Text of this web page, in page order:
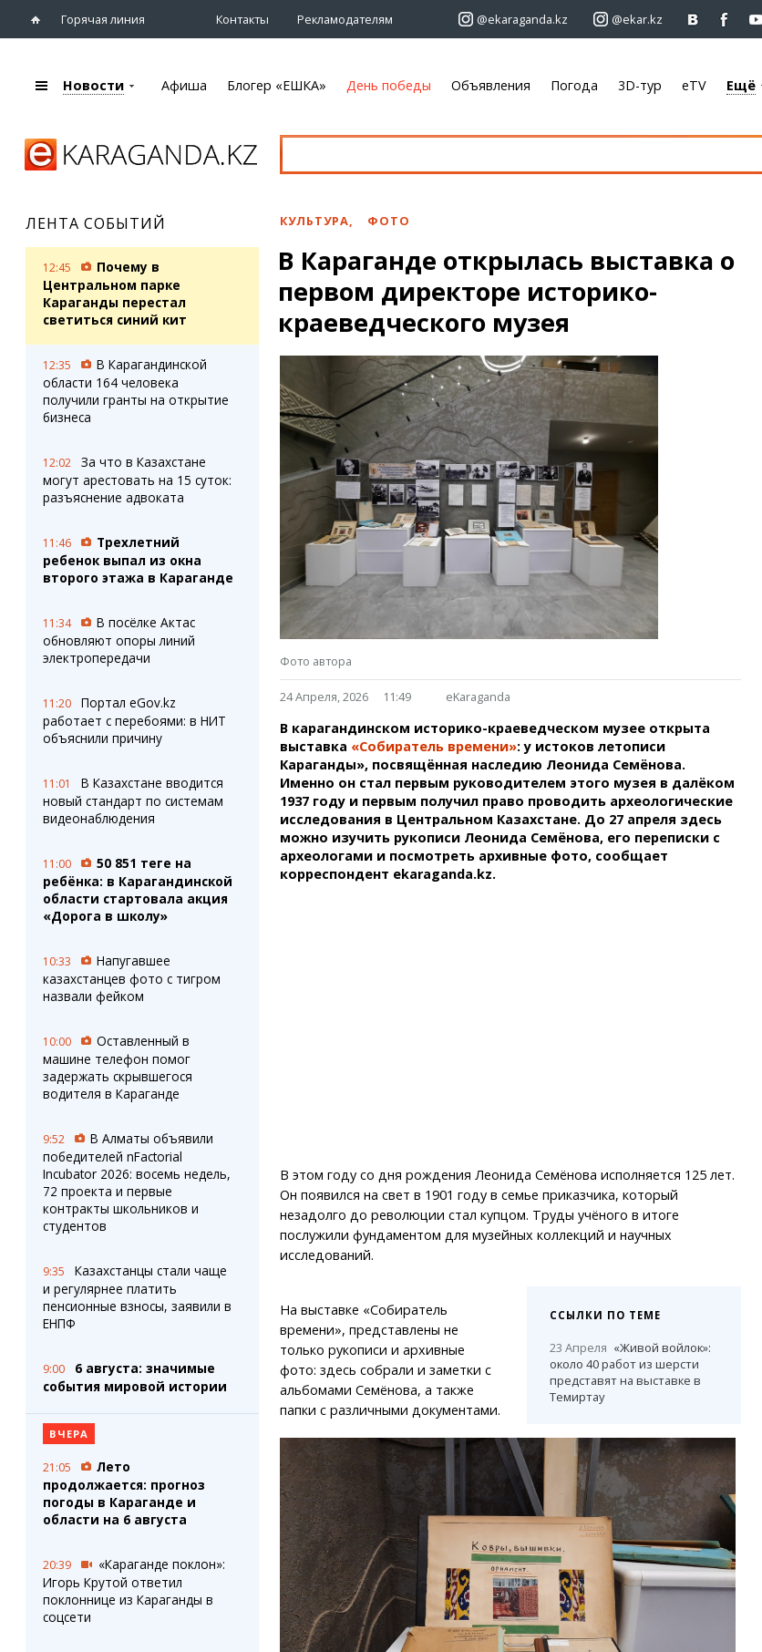
Горячая линия Контакты Рекламодателям @ekaraganda.kz @ekar.kz
Караганды
eTV
Рассылка новостей
Персоны
Интервью
Афиша
Театры
Спорт
Выставки
Цирк и зоопарк
Объявления
Услуги
Электроника
Мебель
Блогер «ЕШКА»
Лента блогера
Штрихи
Коллаж недели
Ешкин гороскоп
Web-камеры
Пробки
Карта Караганды
Организации
Мой участковый
Перекрытие дорог
Погода
Караганда
Темиртау
Балхаш
Жезказган
Медиа
Фото
Видео
Timelapse
Сервисы
Переводчик
Справочник
Расписание транспорта
Автобусные остановки
Экстренные службы
Каталог компаний
Новости Афиша Блогер «ЕШКА» День победы Объявления Погода 3D-тур eTV Ещё
ЛЕНТА СОБЫТИЙ
12:45
Почему в
Центральном парке
Караганды перестал
светиться синий кит
12:35
В Карагандинской
области 164 человека
получили гранты на открытие
бизнеса
12:02
За что в Казахстане
могут арестовать на 15 суток:
разъяснение адвоката
11:46
Трехлетний
ребенок выпал из окна
второго этажа в Караганде
11:34
В посёлке Актас
обновляют опоры линий
электропередачи
11:20
Портал eGov.kz
работает с перебоями: в НИТ
объяснили причину
11:01
В Казахстане вводится
новый стандарт по системам
видеонаблюдения
11:00
50 851 теңге на
ребёнка: в Карагандинской
области стартовала акция
«Дорога в школу»
10:33
Напугавшее
казахстанцев фото с тигром
назвали фейком
10:00
Оставленный в
машине телефон помог
задержать скрывшегося
водителя в Караганде
9:52
В Алматы объявили
победителей nFactorial
Incubator 2026: восемь недель,
72 проекта и первые
контракты школьников и
студентов
9:35
Казахстанцы стали чаще
и регулярнее платить
пенсионные взносы, заявили в
ЕНПФ
9:00
6 августа: значимые
события мировой истории
ВЧЕРА
21:05
Лето
продолжается: прогноз
погоды в Караганде и
области на 6 августа
20:39
«Караганде поклон»:
Игорь Крутой ответил
поклоннице из Караганды в
соцсети
КУЛЬТУРА, ФОТО
В Караганде открылась выставка о
первом директоре историко-
краеведческого музея
Фото автора
24 Апреля, 2026 11:49 eKaraganda
В карагандинском историко-краеведческом музее открыта
выставка «Собиратель времени»: у истоков летописи
Караганды», посвящённая наследию Леонида Семёнова.
Именно он стал первым руководителем этого музея в далёком
1937 году и первым получил право проводить археологические
исследования в Центральном Казахстане. До 27 апреля здесь
можно изучить рукописи Леонида Семёнова, его переписки с
археологами и посмотреть архивные фото, сообщает
корреспондент ekaraganda.kz.
В этом году со дня рождения Леонида Семёнова исполняется 125 лет.
Он появился на свет в 1901 году в семье приказчика, который
незадолго до революции стал купцом. Труды учёного в итоге
послужили фундаментом для музейных коллекций и научных
исследований.
ССЫЛКИ ПО ТЕМЕ
23 Апреля «Живой войлок»:
около 40 работ из шерсти
представят на выставке в
Темиртау
На выставке «Собиратель
времени», представлены не
только рукописи и архивные
фото: здесь собрали и заметки с
альбомами Семёнова, а также
папки с различными документами.